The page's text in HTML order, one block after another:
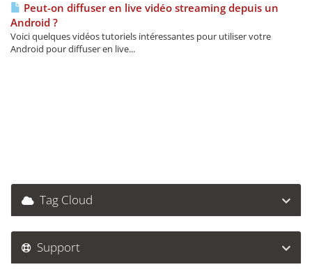
Peut-on diffuser en live vidéo streaming depuis un
Android ?
Voici quelques vidéos tutoriels intéressantes pour utiliser votre
Android pour diffuser en live...
Tag Cloud
Support